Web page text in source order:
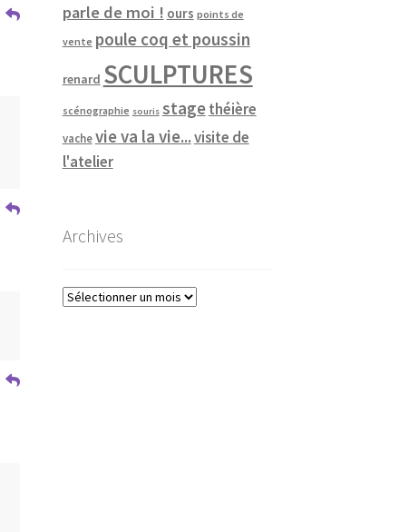
parle de moi ! ours points de
vente poule coq et poussin
renard SCULPTURES
scénographie souris stagethéière
vache vie va la vie...visite de
l'atelier
Archives
Archives